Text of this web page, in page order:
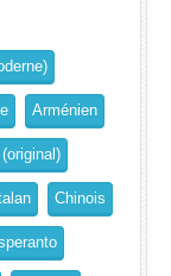
Arménien
Chinois